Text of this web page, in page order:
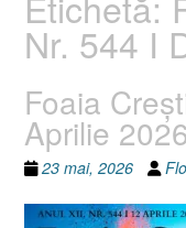
Nr. 544 I
Foaia
Aprilie 2026
23 mai, 2026